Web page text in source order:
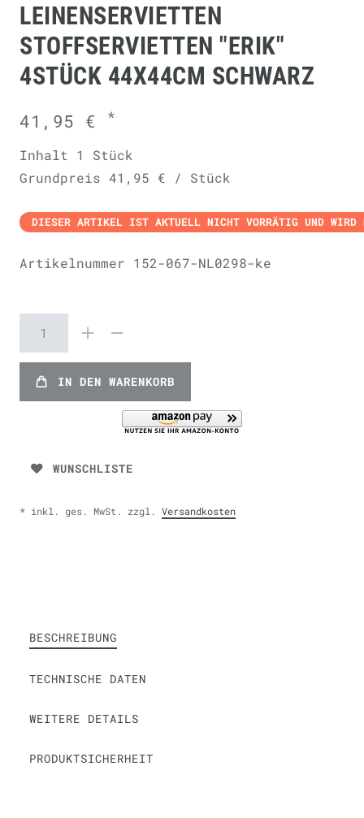
LEINENSERVIETTEN
STOFFSERVIETTEN "ERIK"
4STÜCK 44X44CM SCHWARZ
41,95 € *
Inhalt 1 Stück
Grundpreis 41,95 € / Stück
DIESER ARTIKEL IST AKTUELL NICHT VORRÄTIG UND WIRD
Artikelnummer 152-067-NL0298-ke
IN DEN WARENKORB
WUNSCHLISTE
* inkl. ges. MwSt. zzgl. Versandkosten
BESCHREIBUNG
TECHNISCHE DATEN
WEITERE DETAILS
PRODUKTSICHERHEIT